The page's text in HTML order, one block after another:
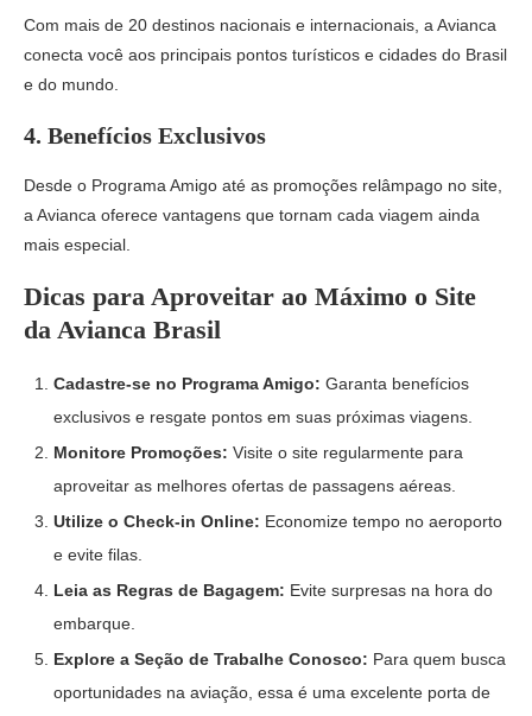
Com mais de 20 destinos nacionais e internacionais, a Avianca
conecta você aos principais pontos turísticos e cidades do Brasil
e do mundo.
4. Benefícios Exclusivos
Desde o Programa Amigo até as promoções relâmpago no site,
a Avianca oferece vantagens que tornam cada viagem ainda
mais especial.
Dicas para Aproveitar ao Máximo o Site
da Avianca Brasil
Cadastre-se no Programa Amigo: Garanta benefícios
exclusivos e resgate pontos em suas próximas viagens.
Monitore Promoções: Visite o site regularmente para
aproveitar as melhores ofertas de passagens aéreas.
Utilize o Check-in Online: Economize tempo no aeroporto
e evite filas.
Leia as Regras de Bagagem: Evite surpresas na hora do
embarque.
Explore a Seção de Trabalhe Conosco: Para quem busca
oportunidades na aviação, essa é uma excelente porta de